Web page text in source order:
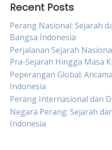
Recent Posts
Perang Nasional: Sejarah
Bangsa Indonesia
Perjalanan Sejarah
Pra-Sejarah Hingga Masa
Peperangan Global:
Indonesia
Perang Internasional dan
Negara Perang: Sejarah
Indonesia